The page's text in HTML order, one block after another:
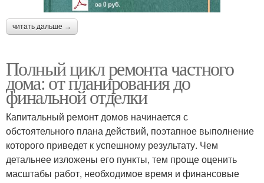
читать дальше →
Полный цикл ремонта частного
дома: от планирования до
финальной отделки
Капитальный ремонт домов начинается с
обстоятельного плана действий, поэтапное выполнение
которого приведет к успешному результату. Чем
детальнее изложены его пункты, тем проще оценить
масштабы работ, необходимое время и финансовые